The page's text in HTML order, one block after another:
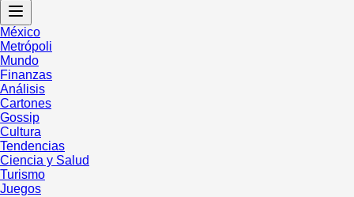
México
Metrópoli
Mundo
Finanzas
Análisis
Cartones
Gossip
Cultura
Tendencias
Ciencia y Salud
Turismo
Juegos